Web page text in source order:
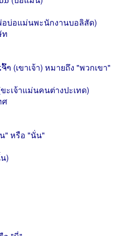
บ่อแม่นพะนักงานบอลิสัด)
ท
າ (เขาเจ้า) หมายถึง "พวกเขา"
ะเจ้าแม่นคนต่างปะเทด)
ศ
" หรือ "นั่น"
)